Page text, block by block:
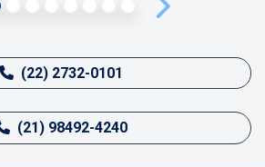
Próximo
(22) 2732-0101
(21) 98492-4240